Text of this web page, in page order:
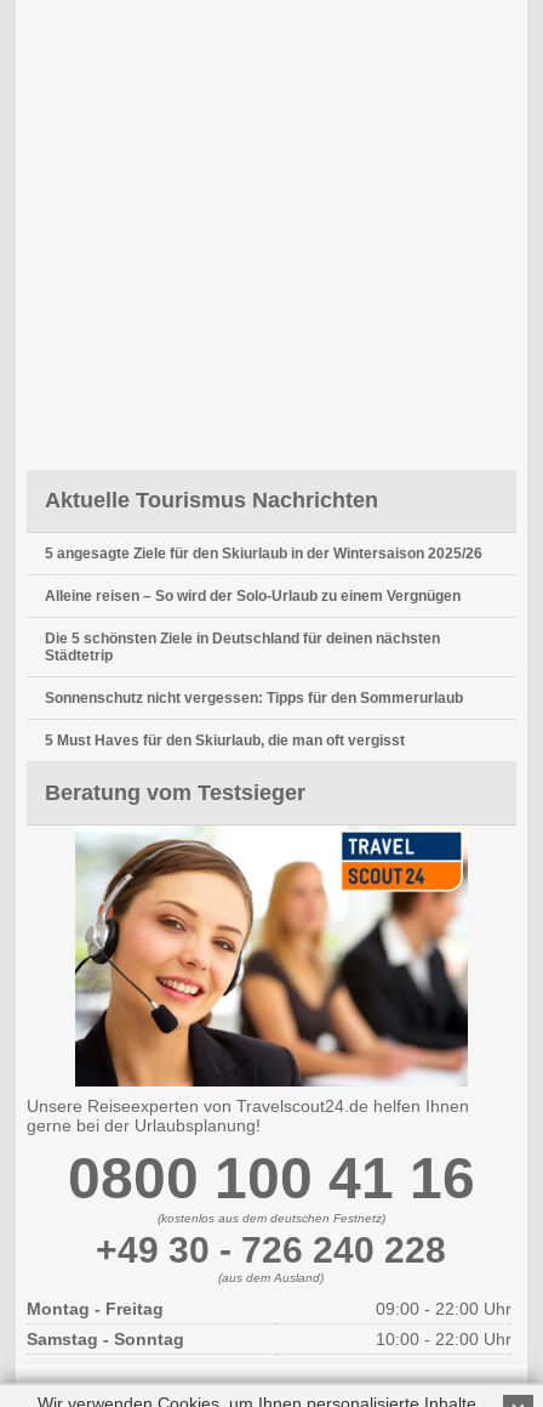
Aktuelle Tourismus Nachrichten
5 angesagte Ziele für den Skiurlaub in der Wintersaison 2025/26
Alleine reisen – So wird der Solo-Urlaub zu einem Vergnügen
Die 5 schönsten Ziele in Deutschland für deinen nächsten
Städtetrip
Sonnenschutz nicht vergessen: Tipps für den Sommerurlaub
5 Must Haves für den Skiurlaub, die man oft vergisst
Beratung vom Testsieger
Unsere Reiseexperten von Travelscout24.de helfen Ihnen
gerne bei der Urlaubsplanung!
0800 100 41 16
(kostenlos aus dem deutschen Festnetz)
+49 30 - 726 240 228
(aus dem Ausland)
Montag - Freitag
09:00 - 22:00 Uhr
Samstag - Sonntag
10:00 - 22:00 Uhr